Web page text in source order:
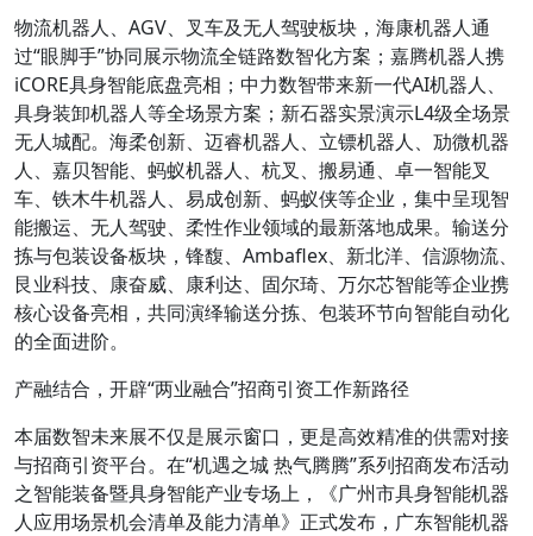
物流机器人、AGV、叉车及无人驾驶板块，海康机器人通
过“眼脚手”协同展示物流全链路数智化方案；嘉腾机器人携
iCORE具身智能底盘亮相；中力数智带来新一代AI机器人、
具身装卸机器人等全场景方案；新石器实景演示L4级全场景
无人城配。海柔创新、迈睿机器人、立镖机器人、劢微机器
人、嘉贝智能、蚂蚁机器人、杭叉、搬易通、卓一智能叉
车、铁木牛机器人、易成创新、蚂蚁侠等企业，集中呈现智
能搬运、无人驾驶、柔性作业领域的最新落地成果。输送分
拣与包装设备板块，锋馥、Ambaflex、新北洋、信源物流、
艮业科技、康奋威、康利达、固尔琦、万尔芯智能等企业携
核心设备亮相，共同演绎输送分拣、包装环节向智能自动化
的全面进阶。
产融结合，开辟“两业融合”招商引资工作新路径
本届数智未来展不仅是展示窗口，更是高效精准的供需对接
与招商引资平台。在“机遇之城 热气腾腾”系列招商发布活动
之智能装备暨具身智能产业专场上，《广州市具身智能机器
人应用场景机会清单及能力清单》正式发布，广东智能机器